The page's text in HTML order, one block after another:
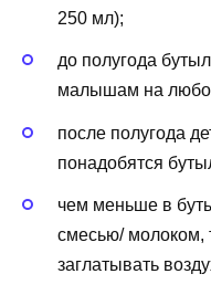
250 мл);
до полугода
малышам на
после полугода
понадобятся
чем меньше в
смесью/
заглатывать